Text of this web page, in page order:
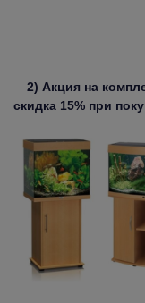
2) Акция на
скидка 15% при